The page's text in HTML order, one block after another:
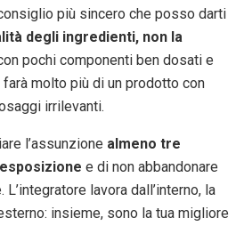
più sincero che posso darti
degli ingredienti, non la
pochi componenti ben dosati e
molto più di un prodotto con
irrilevanti.
l’assunzione almeno tre
e di non abbandonare
lavora dall’interno, la
insieme, sono la tua migliore